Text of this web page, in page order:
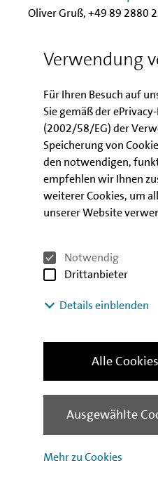
Verwendung
Für Ihren Besuch auf
Sie gemäß der
(2002/58/EG) der
Speicherung von
den notwendigen,
empfehlen wir Ihnen
weiterer Cookies, um
unserer Website
Notwendig
Drittanbieter
Details einblenden
Mehr zu Cookies
Ausgewählte
Alle
Oliver Gruß, +49 89 2880
Investitionsbank Berlin
Uwe Sachs, +49 30 2125
Die pbb Deutsche
die gewerbliche
öffentliche
Geschäftsschwerpunkt
Großbritannien,
bei der Kreditversorgung
wahr und unterstützt die
Finanzierungen für
Die Investitionsbank
des Landes Berlin mit den
Wirtschafts- und
monetären
Finanzierungsberatung
der Förderung des